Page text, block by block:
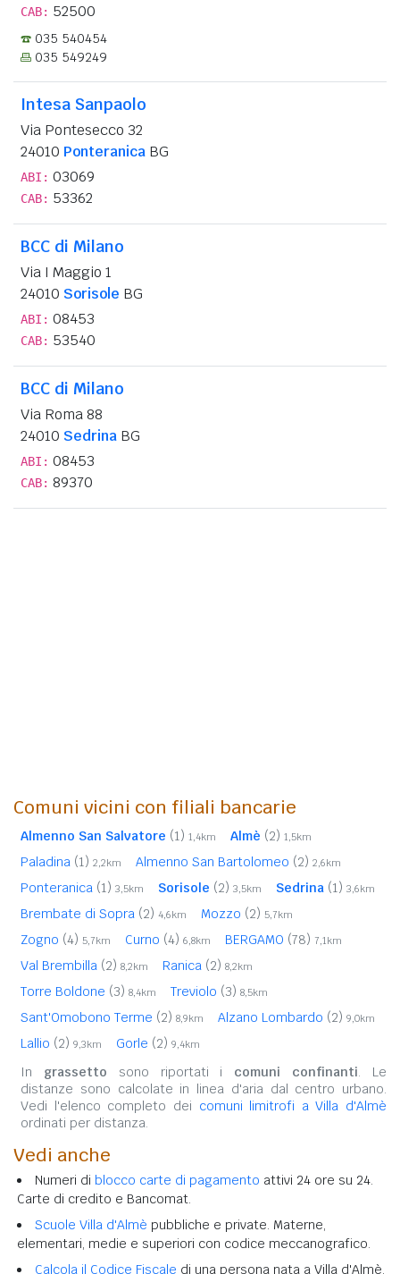
CAB: 52500
035 540454
035 549249
Intesa Sanpaolo
Via Pontesecco 32
24010 Ponteranica BG
ABI: 03069
CAB: 53362
BCC di Milano
Via I Maggio 1
24010 Sorisole BG
ABI: 08453
CAB: 53540
BCC di Milano
Via Roma 88
24010 Sedrina BG
ABI: 08453
CAB: 89370
Comuni vicini con filiali bancarie
Almenno San Salvatore (1) 1,4km Almè (2) 1,5km
Paladina (1) 2,2km Almenno San Bartolomeo (2) 2,6km
Ponteranica (1) 3,5km Sorisole (2) 3,5km Sedrina (1) 3,6km
Brembate di Sopra (2) 4,6km Mozzo (2) 5,7km
Zogno (4) 5,7km Curno (4) 6,8km BERGAMO (78) 7,1km
Val Brembilla (2) 8,2km Ranica (2) 8,2km
Torre Boldone (3) 8,4km Treviolo (3) 8,5km
Sant'Omobono Terme (2) 8,9km Alzano Lombardo (2) 9,0km
Lallio (2) 9,3km Gorle (2) 9,4km
In grassetto sono riportati i comuni confinanti. Le
distanze sono calcolate in linea d'aria dal centro urbano.
Vedi l'elenco completo dei comuni limitrofi a Villa d'Almè
ordinati per distanza.
Vedi anche
Numeri di blocco carte di pagamento attivi 24 ore su 24.
Carte di credito e Bancomat.
Scuole Villa d'Almè pubbliche e private. Materne,
elementari, medie e superiori con codice meccanografico.
Calcola il Codice Fiscale di una persona nata a Villa d'Almè.